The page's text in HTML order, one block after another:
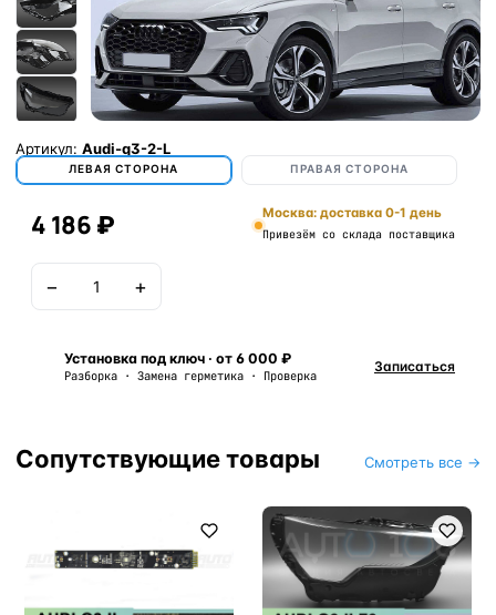
Артикул: Audi-q3-2-L
ЛЕВАЯ СТОРОНА ПРАВАЯ СТОРОНА
4 186 ₽ Москва: доставка 0-1 день
Привезём со склада поставщика
− +
Установка под ключ · от 6 000 ₽
Разборка · Замена герметика · Проверка
Записаться
Сопутствующие товары Смотреть все →